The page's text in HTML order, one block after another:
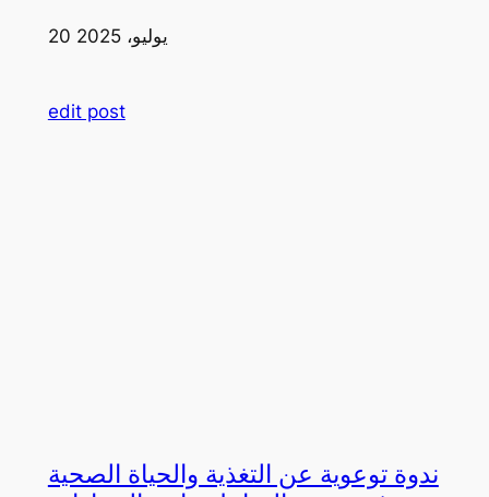
20 يوليو، 2025
edit post
ندوة توعوية عن التغذية والحياة الصحية